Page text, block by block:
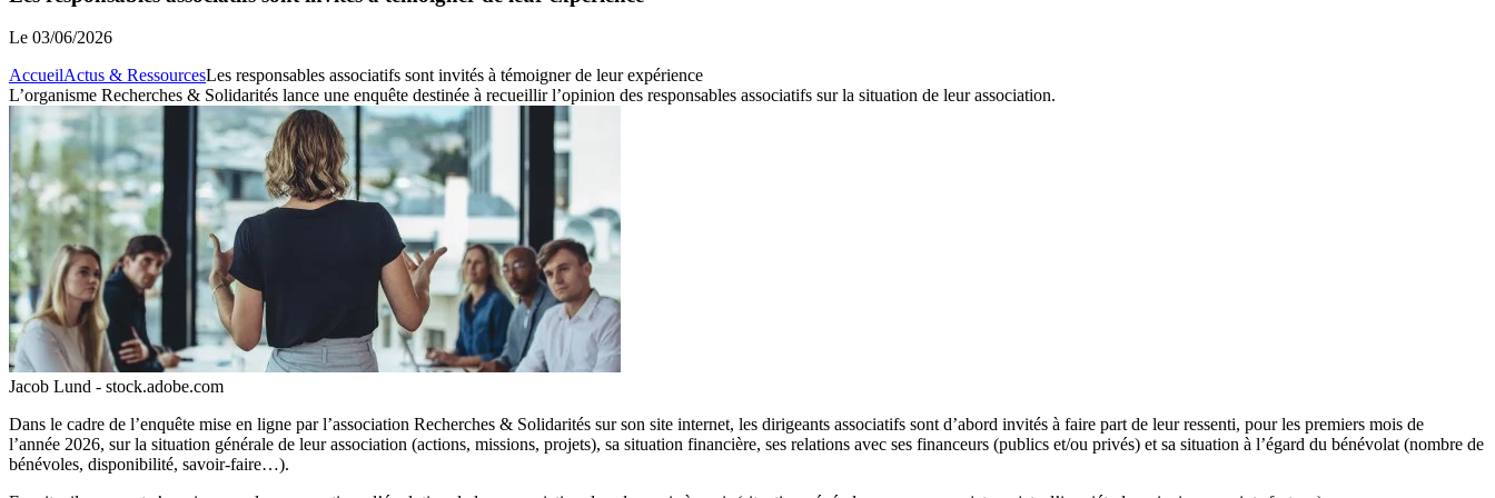
Le 03/06/2026
AccueilActus & RessourcesLes responsables associatifs sont invités à témoigner de leur expérience
L’organisme Recherches & Solidarités lance une enquête destinée à recueillir l’opinion des responsables associatifs sur la situation de leur association.
Jacob Lund - stock.adobe.com
Dans le cadre de l’enquête mise en ligne par l’association Recherches & Solidarités sur son site internet, les dirigeants associatifs sont d’abord invités à faire part de leur ressenti, pour les premiers mois de
l’année 2026, sur la situation générale de leur association (actions, missions, projets), sa situation financière, ses relations avec ses financeurs (publics et/ou privés) et sa situation à l’égard du bénévolat (nombre de
bénévoles, disponibilité, savoir-faire…).